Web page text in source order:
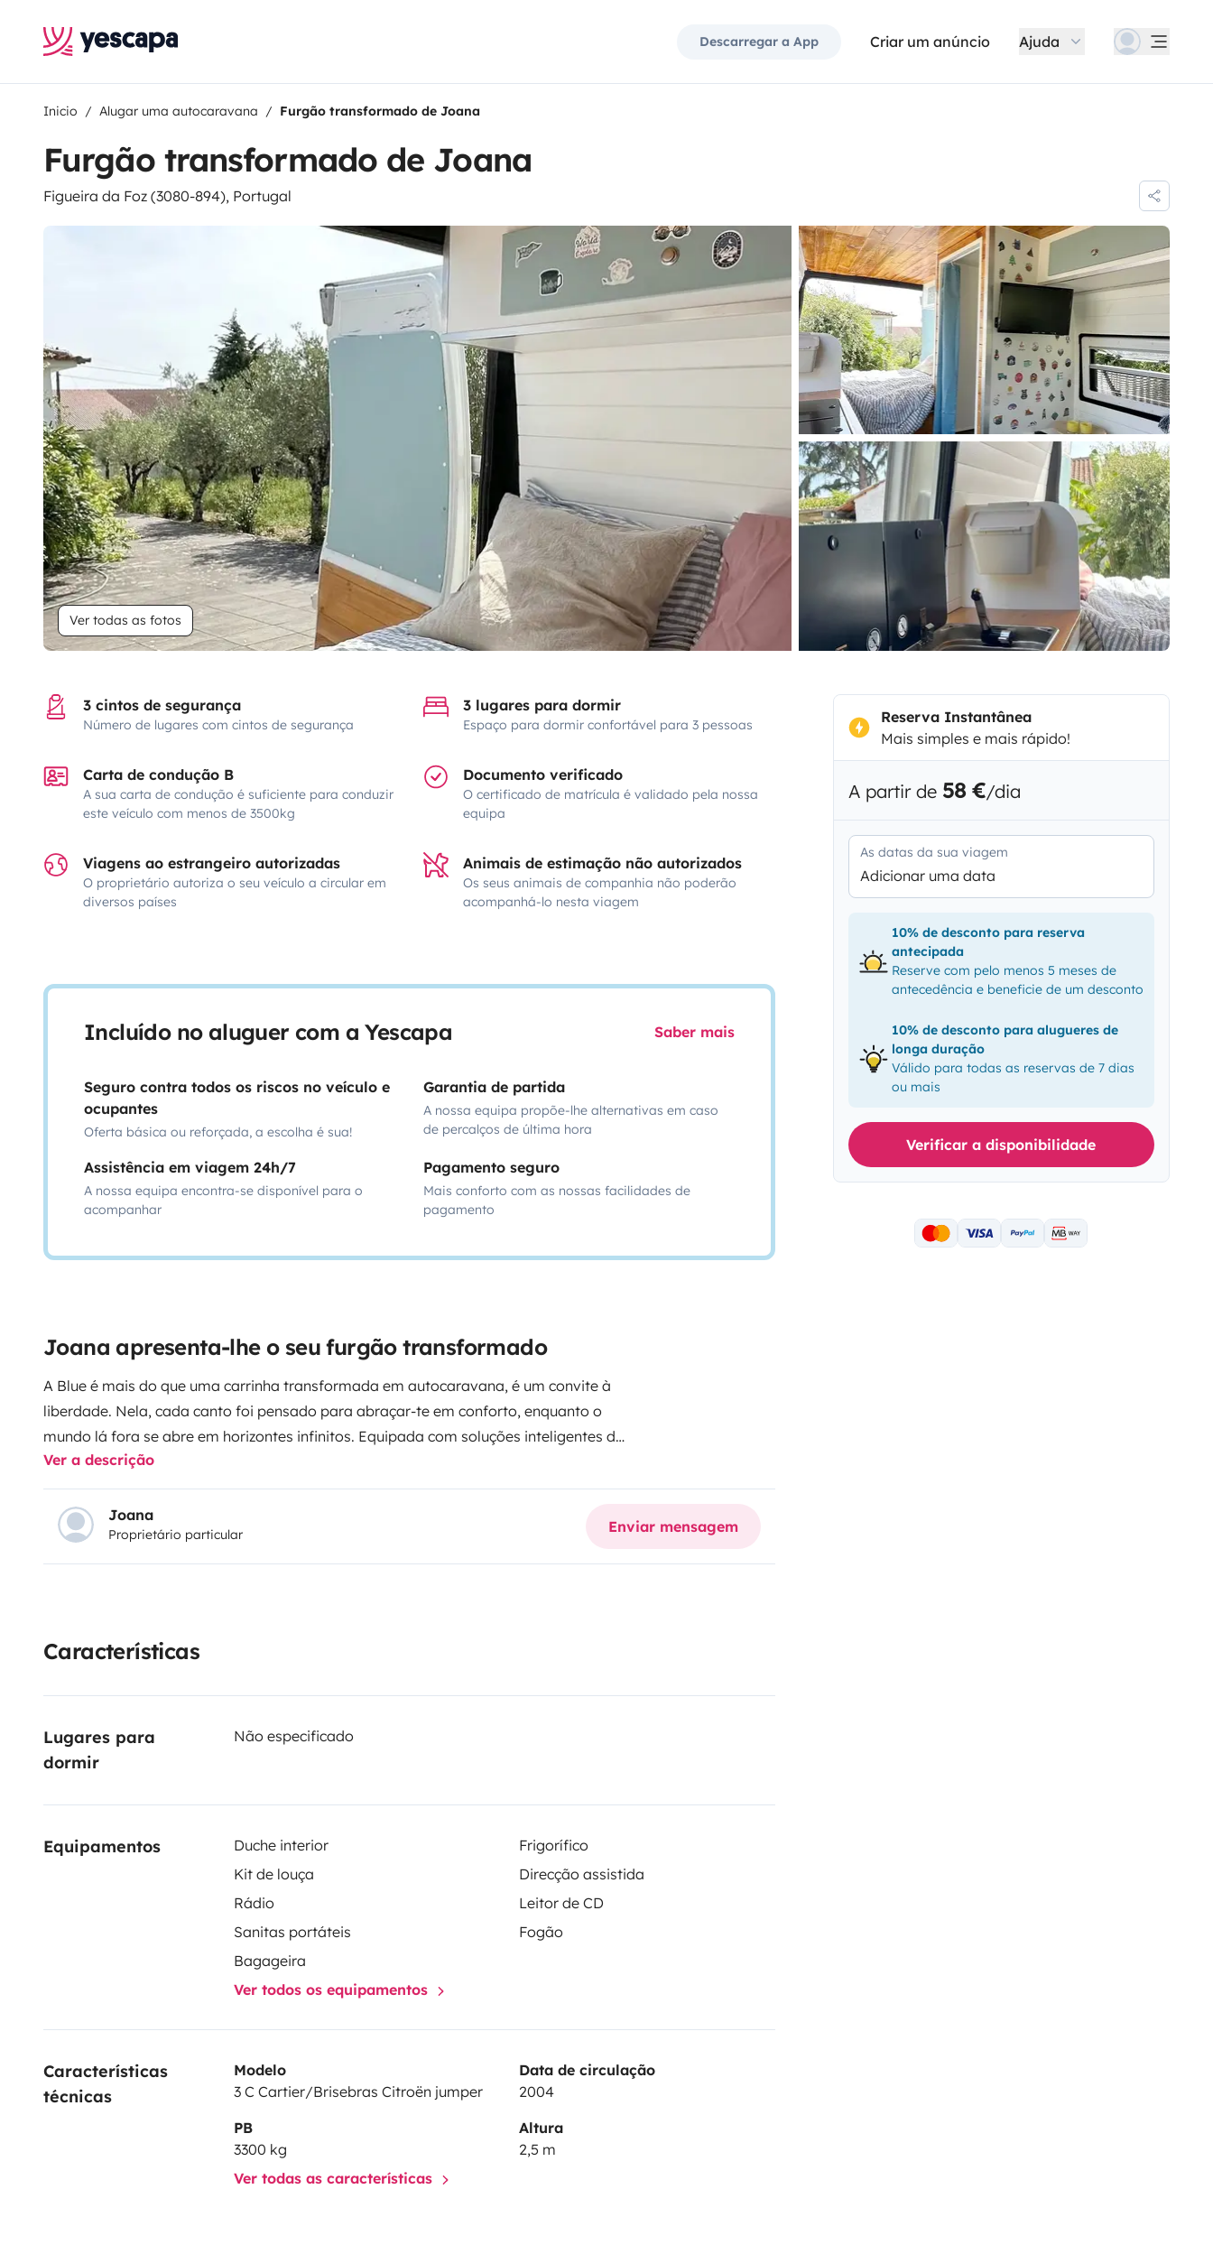
Descarregar a App Criar um anúncio Ajuda
Inicio Alugar uma autocaravana Furgão transformado de Joana
Furgão transformado de Joana
Figueira da Foz (3080-894), Portugal
Ver todas as fotos
3 cintos de segurança
Número de lugares com cintos de segurança
3 lugares para dormir
Espaço para dormir confortável para 3 pessoas
Carta de condução B
A sua carta de condução é suficiente para conduzir
este veículo com menos de 3500kg
Documento verificado
O certificado de matrícula é validado pela nossa
equipa
Viagens ao estrangeiro autorizadas
O proprietário autoriza o seu veículo a circular em
diversos países
Animais de estimação não autorizados
Os seus animais de companhia não poderão
acompanhá-lo nesta viagem
Incluído no aluguer com a Yescapa Saber mais
Seguro contra todos os riscos no veículo e
ocupantes
Oferta básica ou reforçada, a escolha é sua!
Garantia de partida
A nossa equipa propõe-lhe alternativas em caso
de percalços de última hora
Assistência em viagem 24h/7
A nossa equipa encontra-se disponível para o
acompanhar
Pagamento seguro
Mais conforto com as nossas facilidades de
pagamento
Joana apresenta-lhe o seu furgão transformado
A Blue é mais do que uma carrinha transformada em autocaravana, é um convite à
liberdade. Nela, cada canto foi pensado para abraçar-te em conforto, enquanto o
mundo lá fora se abre em horizontes infinitos. Equipada com soluções inteligentes de
aproveitamento de espaço, proporciona uma experiência de viagem funcional e
acolhedora, permitindo que leves contigo todas as comodidades de casa enquanto
exploras novos destinos. O seu design combina estilo e versatilidade, tornando-a
ideal para quem procura autonomia, mobilidade e uma forma personalizada de
viajar. Com a Blue, cada detalhe foi pensado para garantir jornadas tranquilas e
Ver a descrição
Joana
Proprietário particular Enviar mensagem
Características
Lugares para
dormir
Não especificado
Equipamentos Duche interior
Frigorífico
Kit de louça
Direcção assistida
Rádio
Leitor de CD
Sanitas portáteis
Fogão
Bagageira
Ver todos os equipamentos
Características
técnicas
Modelo
3 C Cartier/Brisebras Citroën jumper
Data de circulação
2004
PB
3300 kg
Altura
2,5 m
Ver todas as características
Reserva Instantânea
Mais simples e mais rápido!
A partir de 58 €/dia
As datas da sua viagem
Adicionar uma data
10% de desconto para reserva
antecipada
Reserve com pelo menos 5 meses de
antecedência e beneficie de um desconto
10% de desconto para alugueres de
longa duração
Válido para todas as reservas de 7 dias
ou mais
Verificar a disponibilidade